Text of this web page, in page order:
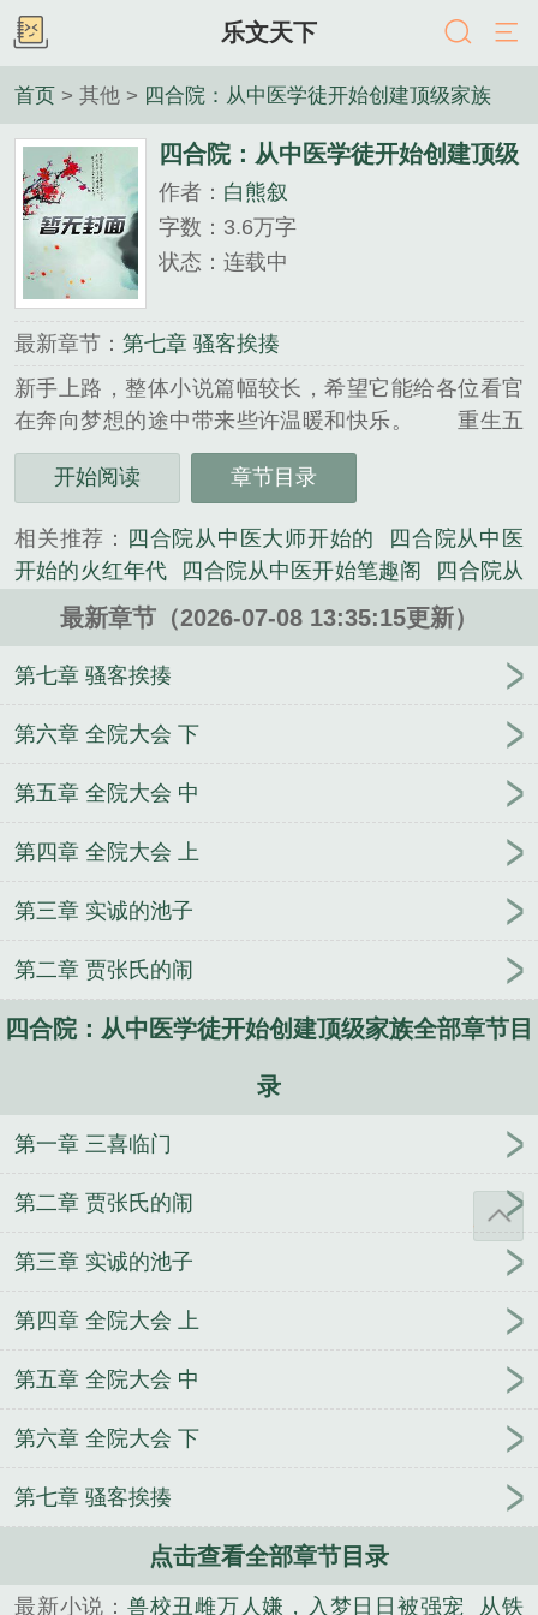
乐文天下
首页 > 其他 > 四合院：从中医学徒开始创建顶级家族
四合院：从中医学徒开始创建顶级
家族
作者： 白熊叙
字数：3.6万字
状态：连载中
最新章节： 第七章 骚客挨揍
新手上路，整体小说篇幅较长，希望它能给各位看官
在奔向梦想的途中带来些许温暖和快乐。 重生五
零年代，拜师学中西医与国术护身，以时代先知低调
苟发育，扎根内地深耕实业、博弈全球资本....培养家
《四合院：从中医学徒开始创建顶级家族》是白熊叙
精心创作的其他类小说。
开始阅读 章节目录
相关推荐： 四合院从中医大师开始的
四合院从中医
开始的火红年代
四合院从中医开始笔趣阁
四合院从
中医开始笔趣阁最新章节列
四合院从中医开始凌宵
四合院从练医开始成就人生赢家
四合院从中医开始
程宇 四合院中医神识的有
四合院从中医开始顶点
中医中医 嫁给村里糙汉后，我带全村暴富了
从铁布
贫 贼太子 躺平就变强
港片：
一曲秋水的第5本书
你的技能很好，现在
我也有了
误闯天家？我每秒一万灵石
雷
奥尼克斯：开局获得海帕杰顿
贵族学院小人鱼，疯
批男主们求抱
弱智就弱智吧，我照样星际最强！
兽
嫁绝嗣男主亲哭 我的老婆是总裁
最新章节（2026-07-08 13:35:15更新）
第七章 骚客挨揍
第六章 全院大会 下
第五章 全院大会 中
第四章 全院大会 上
第三章 实诚的池子
第二章 贾张氏的闹
四合院：从中医学徒开始创建顶级家族全部章节目
录
第一章 三喜临门
第二章 贾张氏的闹
第三章 实诚的池子
第四章 全院大会 上
第五章 全院大会 中
第六章 全院大会 下
第七章 骚客挨揍
点击查看全部章节目录
最新小说： 兽校丑雌万人嫌，入梦日日被强宠 从铁